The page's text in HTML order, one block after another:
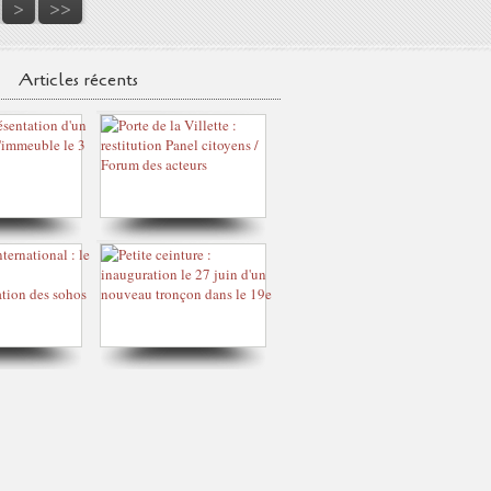
50
> >>
Articles récents